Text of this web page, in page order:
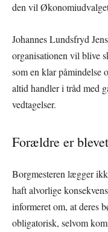
den vil
Johannes Lundsfryd
organisationen vil blive
som en klar påmindelse
altid handler i tråd med
vedtagelser.
Forældre er
Borgmesteren lægger
haft alvorlige
informeret om, at deres
obligatorisk, selvom